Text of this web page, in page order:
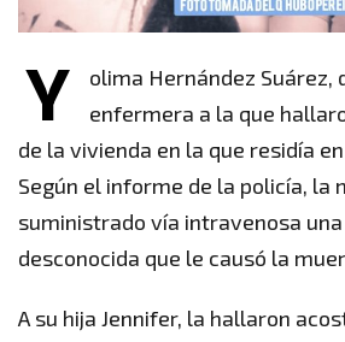
Y
olima Hernández Suárez,
enfermera a la que
de la vivienda en la que residía
Según el informe de la policía, la
suministrado vía intravenosa
desconocida que le causó la
A su hija Jennifer, la hallaron